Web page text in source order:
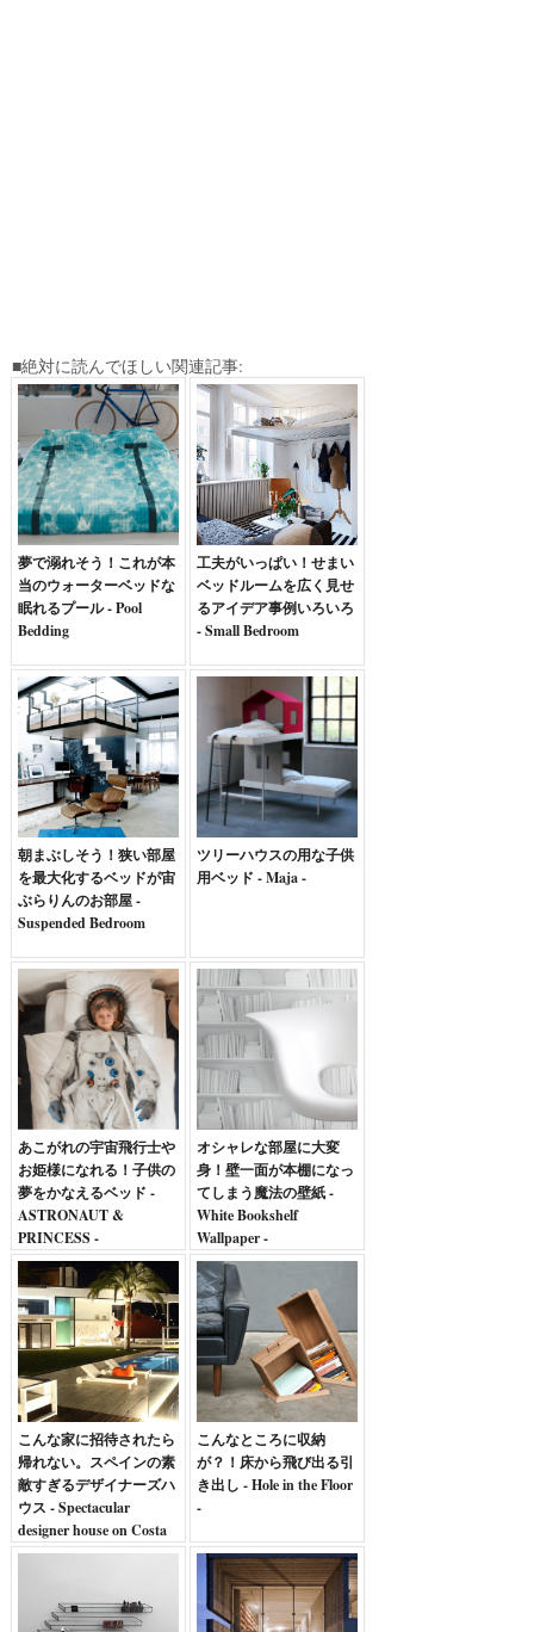
■絶対に読んでほしい関連記事:
夢で溺れそう！これが本
当のウォーターベッドな
眠れるプール - Pool
Bedding
工夫がいっぱい！せまい
ベッドルームを広く見せ
るアイデア事例いろいろ
- Small Bedroom
朝まぶしそう！狭い部屋
を最大化するベッドが宙
ぶらりんのお部屋 -
Suspended Bedroom
ツリーハウスの用な子供
用ベッド - Maja -
あこがれの宇宙飛行士や
お姫様になれる！子供の
夢をかなえるベッド -
ASTRONAUT &
PRINCESS -
オシャレな部屋に大変
身！壁一面が本棚になっ
てしまう魔法の壁紙 -
White Bookshelf
Wallpaper -
こんな家に招待されたら
帰れない。スペインの素
敵すぎるデザイナーズハ
ウス - Spectacular
designer house on Costa
Brava -
こんなところに収納
が？！床から飛び出る引
き出し - Hole in the Floor
-